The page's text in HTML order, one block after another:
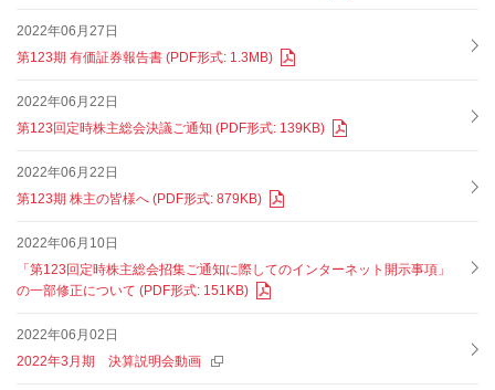
2022年06月27日
第123期 有価証券報告書 (PDF形式: 1.3MB)
2022年06月22日
第123回定時株主総会決議ご通知 (PDF形式: 139KB)
2022年06月22日
第123期 株主の皆様へ (PDF形式: 879KB)
2022年06月10日
「第123回定時株主総会招集ご通知に際してのインターネット開示事項」
の一部修正について (PDF形式: 151KB)
2022年06月02日
2022年3月期 決算説明会動画